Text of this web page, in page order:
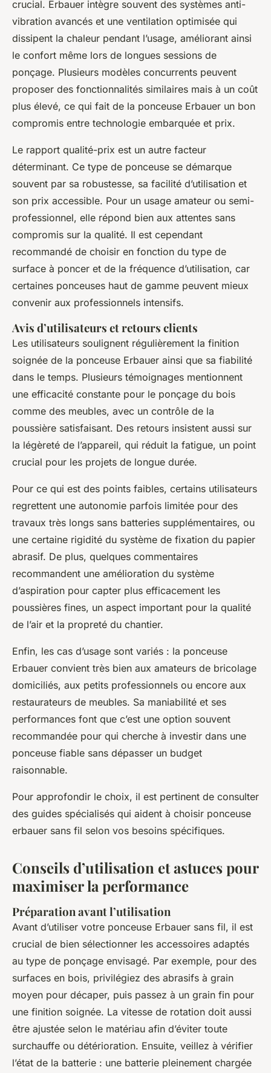
crucial. Erbauer intègre souvent des systèmes anti-
vibration avancés et une ventilation optimisée qui
dissipent la chaleur pendant l’usage, améliorant ainsi
le confort même lors de longues sessions de
ponçage. Plusieurs modèles concurrents peuvent
proposer des fonctionnalités similaires mais à un coût
plus élevé, ce qui fait de la ponceuse Erbauer un bon
compromis entre technologie embarquée et prix.
Le rapport qualité-prix est un autre facteur
déterminant. Ce type de ponceuse se démarque
souvent par sa robustesse, sa facilité d’utilisation et
son prix accessible. Pour un usage amateur ou semi-
professionnel, elle répond bien aux attentes sans
compromis sur la qualité. Il est cependant
recommandé de choisir en fonction du type de
surface à poncer et de la fréquence d’utilisation, car
certaines ponceuses haut de gamme peuvent mieux
convenir aux professionnels intensifs.
Avis d’utilisateurs et retours clients
Les utilisateurs soulignent régulièrement la finition
soignée de la ponceuse Erbauer ainsi que sa fiabilité
dans le temps. Plusieurs témoignages mentionnent
une efficacité constante pour le ponçage du bois
comme des meubles, avec un contrôle de la
poussière satisfaisant. Des retours insistent aussi sur
la légèreté de l’appareil, qui réduit la fatigue, un point
crucial pour les projets de longue durée.
Pour ce qui est des points faibles, certains utilisateurs
regrettent une autonomie parfois limitée pour des
travaux très longs sans batteries supplémentaires, ou
une certaine rigidité du système de fixation du papier
abrasif. De plus, quelques commentaires
recommandent une amélioration du système
d’aspiration pour capter plus efficacement les
poussières fines, un aspect important pour la qualité
de l’air et la propreté du chantier.
Enfin, les cas d’usage sont variés : la ponceuse
Erbauer convient très bien aux amateurs de bricolage
domiciliés, aux petits professionnels ou encore aux
restaurateurs de meubles. Sa maniabilité et ses
performances font que c’est une option souvent
recommandée pour qui cherche à investir dans une
ponceuse fiable sans dépasser un budget
raisonnable.
Pour approfondir le choix, il est pertinent de consulter
des guides spécialisés qui aident à choisir ponceuse
erbauer sans fil selon vos besoins spécifiques.
Conseils d’utilisation et astuces pour
maximiser la performance
Préparation avant l’utilisation
Avant d’utiliser votre ponceuse Erbauer sans fil, il est
crucial de bien sélectionner les accessoires adaptés
au type de ponçage envisagé. Par exemple, pour des
surfaces en bois, privilégiez des abrasifs à grain
moyen pour décaper, puis passez à un grain fin pour
une finition soignée. La vitesse de rotation doit aussi
être ajustée selon le matériau afin d’éviter toute
surchauffe ou détérioration. Ensuite, veillez à vérifier
l’état de la batterie : une batterie pleinement chargée